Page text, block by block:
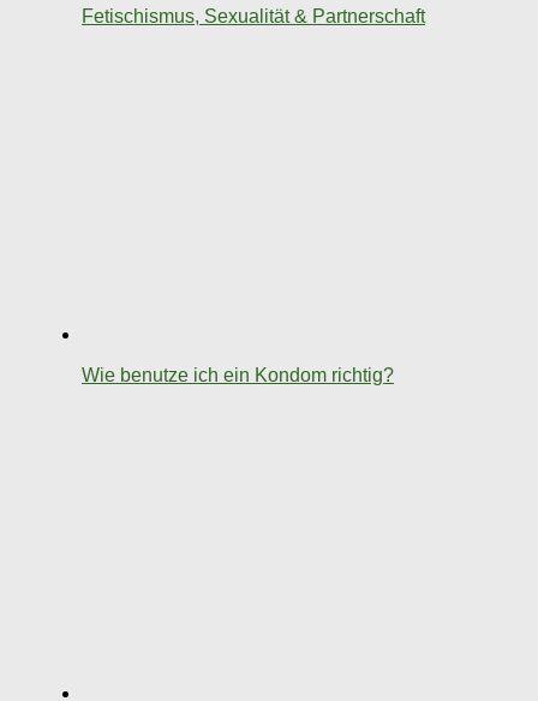
Fetischismus, Sexualität & Partnerschaft
Wie benutze ich ein Kondom richtig?